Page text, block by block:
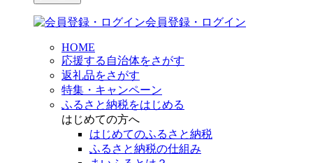
会員登録・ログイン
HOME
応援する自治体をさがす
返礼品をさがす
特集・キャンペーン
ふるさと納税をはじめる
はじめての方へ
はじめてのふるさと納税
ふるさと納税の仕組み